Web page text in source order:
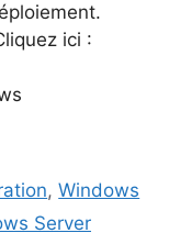
ici :
,Windows
Server